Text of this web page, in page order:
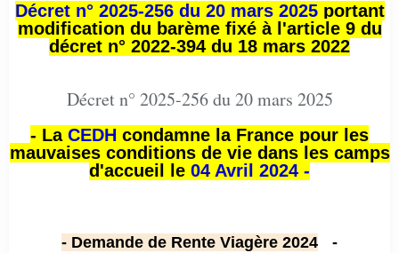
Décret n° 2025-256 du 20 mars 2025portant
modification du barème fixé à l'article 9 du
décret n° 2022-394 du 18 mars 2022
Décret n° 2025-256 du 20 mars 2025
- La CEDH condamne la France pour les
mauvaises conditions de vie dans les camps
d'accueil le 04 Avril 2024 -
- Demande de Rente Viagère 2024 -